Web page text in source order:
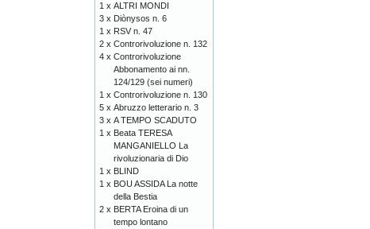
1 x ALTRI MONDI
3 x Diònysos n. 6
1 x RSV n. 47
2 x Controrivoluzione n. 132
4 x Controrivoluzione
Abbonamento ai nn.
124/129 (sei numeri)
1 x Controrivoluzione n. 130
5 x Abruzzo letterario n. 3
3 x A TEMPO SCADUTO
1 x Beata TERESA
MANGANIELLO La
rivoluzionaria di Dio
1 x BLIND
1 x BOU ASSIDA La notte
della Bestia
2 x BERTA Eroina di un
tempo lontano